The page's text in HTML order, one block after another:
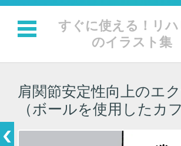
すぐに使える！リハ
のイラスト集
コンテンツに移動
肩関節安定性向上のエ
（ボールを使用したカフ